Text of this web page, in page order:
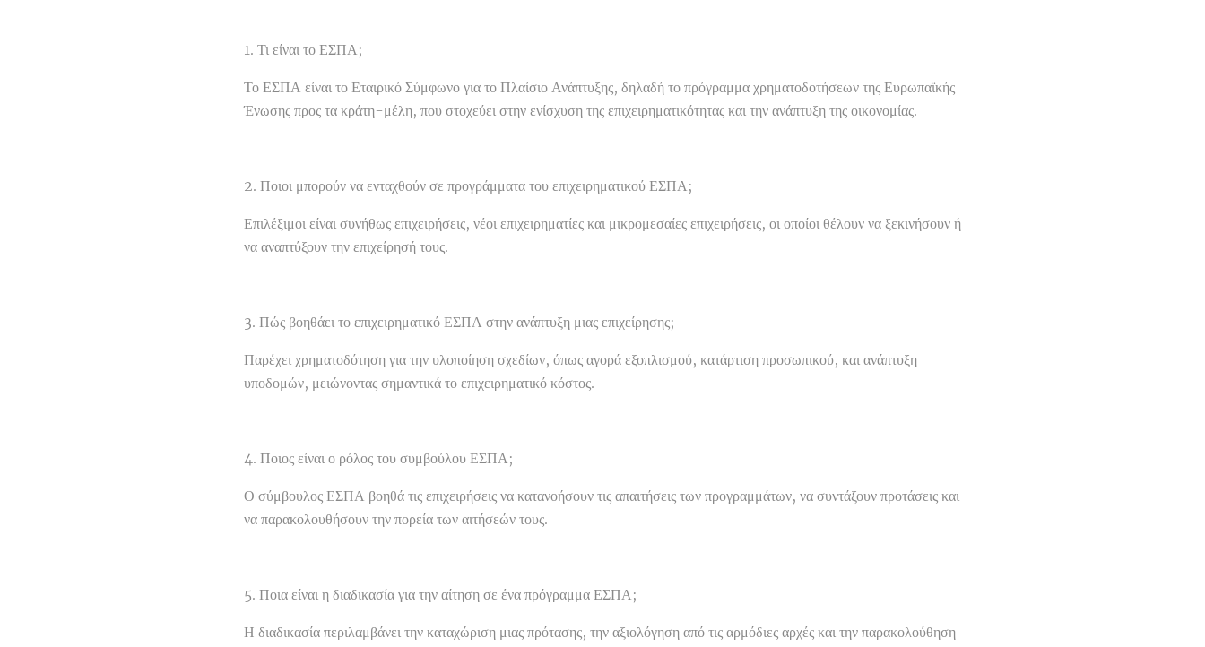
1. Τι είναι το ΕΣΠΑ;
Το ΕΣΠΑ είναι το Εταιρικό Σύμφωνο για το Πλαίσιο Ανάπτυξης, δηλαδή το πρόγραμμα χρηματοδοτήσεων της Ευρωπαϊκής
Ένωσης προς τα κράτη-μέλη, που στοχεύει στην ενίσχυση της επιχειρηματικότητας και την ανάπτυξη της οικονομίας.
2. Ποιοι μπορούν να ενταχθούν σε προγράμματα του επιχειρηματικού ΕΣΠΑ;
Επιλέξιμοι είναι συνήθως επιχειρήσεις, νέοι επιχειρηματίες και μικρομεσαίες επιχειρήσεις, οι οποίοι θέλουν να ξεκινήσουν ή
να αναπτύξουν την επιχείρησή τους.
3. Πώς βοηθάει το επιχειρηματικό ΕΣΠΑ στην ανάπτυξη μιας επιχείρησης;
Παρέχει χρηματοδότηση για την υλοποίηση σχεδίων, όπως αγορά εξοπλισμού, κατάρτιση προσωπικού, και ανάπτυξη
υποδομών, μειώνοντας σημαντικά το επιχειρηματικό κόστος.
4. Ποιος είναι ο ρόλος του συμβούλου ΕΣΠΑ;
Ο σύμβουλος ΕΣΠΑ βοηθά τις επιχειρήσεις να κατανοήσουν τις απαιτήσεις των προγραμμάτων, να συντάξουν προτάσεις και
να παρακολουθήσουν την πορεία των αιτήσεών τους.
5. Ποια είναι η διαδικασία για την αίτηση σε ένα πρόγραμμα ΕΣΠΑ;
Η διαδικασία περιλαμβάνει την καταχώριση μιας πρότασης, την αξιολόγηση από τις αρμόδιες αρχές και την παρακολούθηση